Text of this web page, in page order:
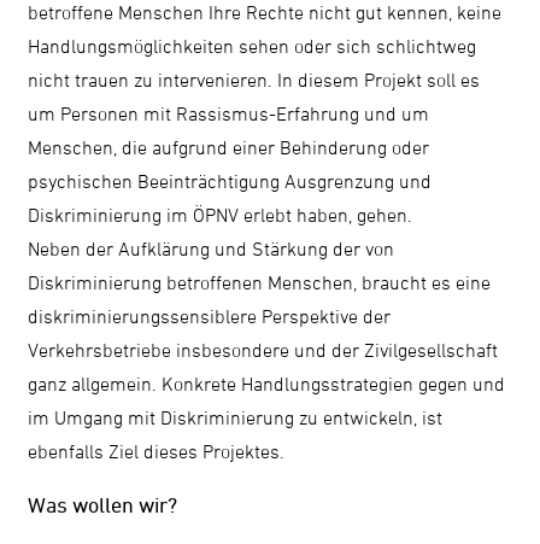
betroffene Menschen Ihre Rechte nicht gut kennen, keine
Handlungsmöglichkeiten sehen oder sich schlichtweg
nicht trauen zu intervenieren. In diesem Projekt soll es
um Personen mit Rassismus-Erfahrung und um
Menschen, die aufgrund einer Behinderung oder
psychischen Beeinträchtigung Ausgrenzung und
Diskriminierung im ÖPNV erlebt haben, gehen.
Neben der Aufklärung und Stärkung der von
Diskriminierung betroffenen Menschen, braucht es eine
diskriminierungssensiblere Perspektive der
Verkehrsbetriebe insbesondere und der Zivilgesellschaft
ganz allgemein. Konkrete Handlungsstrategien gegen und
im Umgang mit Diskriminierung zu entwickeln, ist
ebenfalls Ziel dieses Projektes.
Was wollen wir?